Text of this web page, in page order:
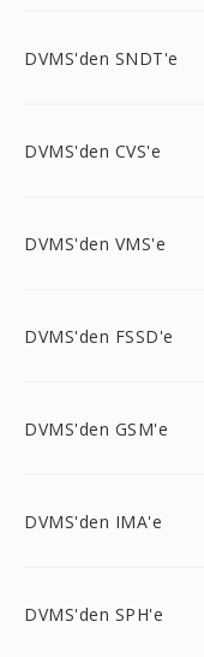
DVMS'den SNDT'e
DVMS'den CVS'e
DVMS'den VMS'e
DVMS'den FSSD'e
DVMS'den GSM'e
DVMS'den IMA'e
DVMS'den SPH'e